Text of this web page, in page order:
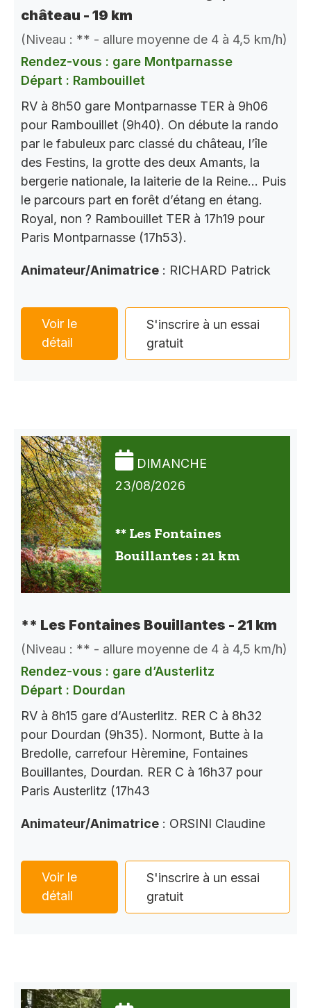
château - 19 km
(Niveau : ** - allure moyenne de 4 à 4,5 km/h)
Rendez-vous : gare Montparnasse
Départ : Rambouillet
RV à 8h50 gare Montparnasse TER à 9h06
pour Rambouillet (9h40). On débute la rando
par le fabuleux parc classé du château, l’île
des Festins, la grotte des deux Amants, la
bergerie nationale, la laiterie de la Reine… Puis
le parcours part en forêt d’étang en étang.
Royal, non ? Rambouillet TER à 17h19 pour
Paris Montparnasse (17h53).
Animateur/Animatrice : RICHARD Patrick
Voir le
détail
S'inscrire à un essai
gratuit
DIMANCHE
23/08/2026
** Les Fontaines
Bouillantes : 21 km
** Les Fontaines Bouillantes - 21 km
(Niveau : ** - allure moyenne de 4 à 4,5 km/h)
Rendez-vous : gare d’Austerlitz
Départ : Dourdan
RV à 8h15 gare d’Austerlitz. RER C à 8h32
pour Dourdan (9h35). Normont, Butte à la
Bredolle, carrefour Hèremine, Fontaines
Bouillantes, Dourdan. RER C à 16h37 pour
Paris Austerlitz (17h43
Animateur/Animatrice : ORSINI Claudine
Voir le
détail
S'inscrire à un essai
gratuit